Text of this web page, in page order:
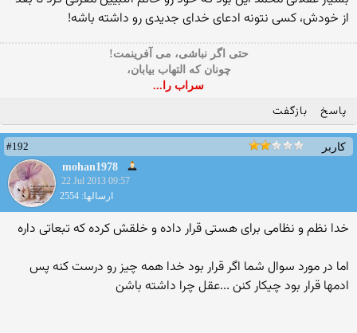
از خودش، کسی نتونه ادعای خدای جدیدی رو داشته باشه!
حتی اگر نباشی، می آفرینمت!
چونان که التهاب بیابان،
سراب را...
پاسخ بازگفت
کاربر
#192
mohan1978
22 Jul 2013 09:57
ارسالها: 2554
خدا نظم و نظامی برای هستی قرار داده و خلقش کرده که تبعاتی داره
اما در مورد سوال شما اگر قرار بود خدا همه چیز رو درست کنه پس
ادمها قرار بود چیکار کنن ...عقل چرا داشته باشن